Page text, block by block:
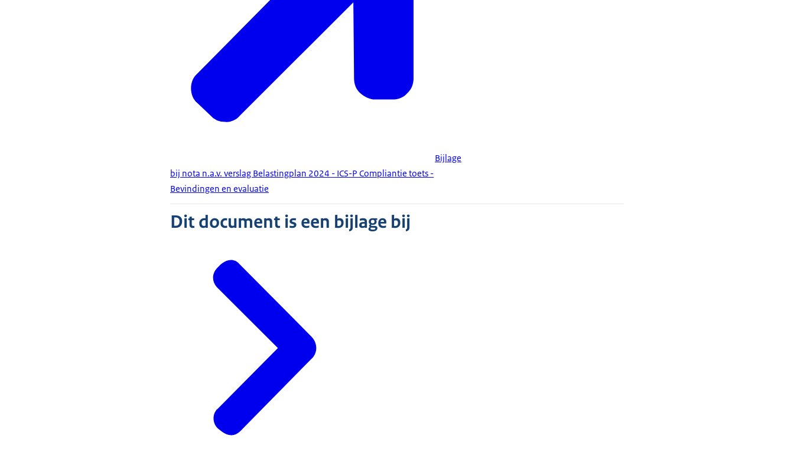
Bijlage
bij nota n.a.v. verslag Belastingplan 2024 - ICS-P Compliantie toets -
Bevindingen en evaluatie
Dit document is een bijlage bij